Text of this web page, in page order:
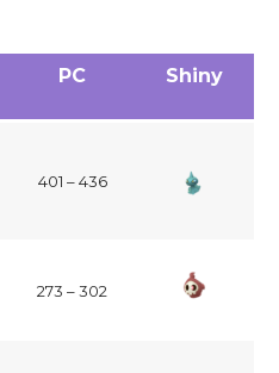
PC Shiny
401 – 436
273 – 302